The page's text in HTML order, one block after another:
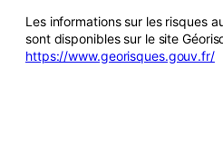
Les informations sur les risques
sont disponibles sur le site
https://www.georisques.gouv.fr/